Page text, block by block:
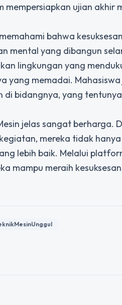
ujian akhir
bahwa
mental yang dibangun
lingkungan yang
yang memadai.
bidangnya, yang
jelas sangat berharga.
mereka tidak
lebih baik. Melalui
mampu meraih